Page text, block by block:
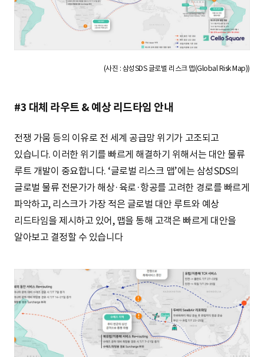
(사진 : 삼성SDS 글로벌 리스크 맵(Global Risk Map))
#3 대체 라우트 & 예상 리드타임 안내
전쟁 가뭄 등의 이유로 전 세계 공급망 위기가 고조되고
있습니다. 이러한 위기를 빠르게 해결하기 위해서는 대안 물류
루트 개발이 중요합니다. ‘글로벌 리스크 맵’에는 삼성SDS의
글로벌 물류 전문가가 해상·육로·항공를 고려한 경로를 빠르게
파악하고, 리스크가 가장 적은 글로벌 대안 루트와 예상
리드타임을 제시하고 있어, 맵을 통해 고객은 빠르게 대안을
알아보고 결정할 수 있습니다